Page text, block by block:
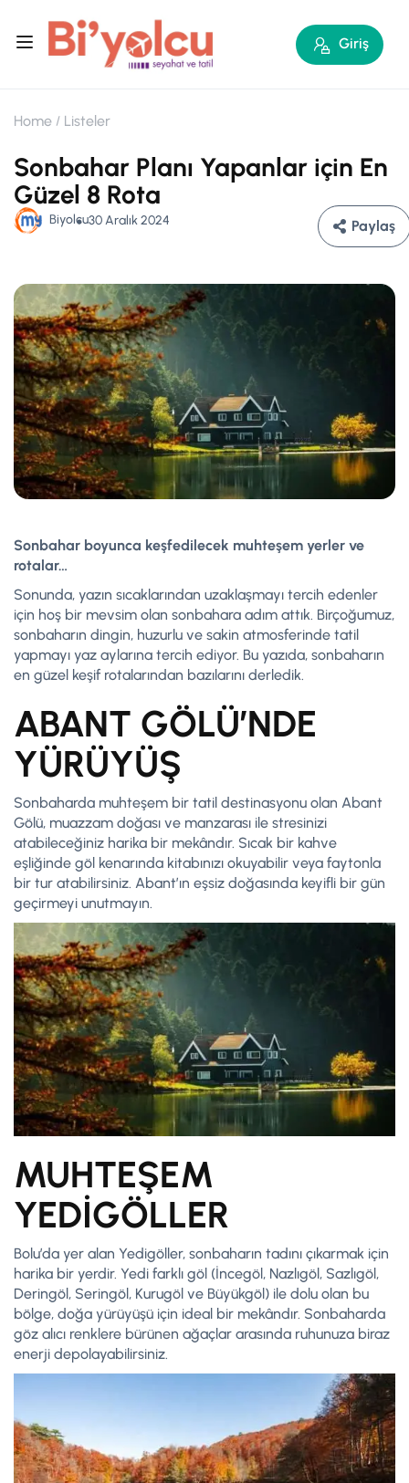
Giriş
Home Listeler
Sonbahar Planı Yapanlar için En
Güzel 8 Rota
Biyolcu30 Aralık 2024 Paylaş
Sonbahar boyunca keşfedilecek muhteşem yerler ve
rotalar…
Sonunda, yazın sıcaklarından uzaklaşmayı tercih edenler
için hoş bir mevsim olan sonbahara adım attık. Birçoğumuz,
sonbaharın dingin, huzurlu ve sakin atmosferinde tatil
yapmayı yaz aylarına tercih ediyor. Bu yazıda, sonbaharın
en güzel keşif rotalarından bazılarını derledik.
ABANT GÖLÜ’NDE
YÜRÜYÜŞ
Sonbaharda muhteşem bir tatil destinasyonu olan Abant
Gölü, muazzam doğası ve manzarası ile stresinizi
atabileceğiniz harika bir mekândır. Sıcak bir kahve
eşliğinde göl kenarında kitabınızı okuyabilir veya faytonla
bir tur atabilirsiniz. Abant’ın eşsiz doğasında keyifli bir gün
geçirmeyi unutmayın.
MUHTEŞEM
YEDİGÖLLER
Bolu’da yer alan Yedigöller, sonbaharın tadını çıkarmak için
harika bir yerdir. Yedi farklı göl (İncegöl, Nazlıgöl, Sazlıgöl,
Deringöl, Seringöl, Kurugöl ve Büyükgöl) ile dolu olan bu
bölge, doğa yürüyüşü için ideal bir mekândır. Sonbaharda
göz alıcı renklere bürünen ağaçlar arasında ruhunuza biraz
enerji depolayabilirsiniz.